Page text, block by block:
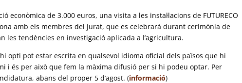
econòmica de 3.000 euros, una visita a les instal·lacions de FUTURECO
amb els membres del jurat, que es celebrarà durant cerimònia de
tendències en investigació aplicada a l’agricultura.
opti pot estar escrita en qualsevol idioma oficial dels països que hi
i és per això que fem la màxima difusió per si hi podeu optar. Per
abans del proper 5 d’agost. (informació)